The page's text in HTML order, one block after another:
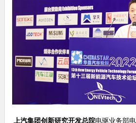
上汽集团创新研究开发总院电驱业务部